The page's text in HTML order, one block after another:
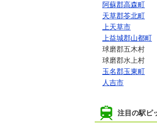
阿蘇郡高森町
天草郡苓北町
上天草市
上益城郡山都町
球磨郡五木村
球磨郡水上村
玉名郡玉東町
人吉市
注目の駅ピ